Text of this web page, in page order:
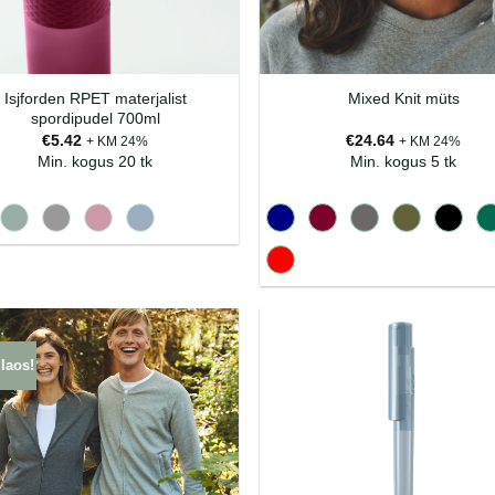
Isjforden RPET materjalist
spordipudel 700ml
€5.42 + KM 24%
Min. kogus 20 tk
Mixed Knit müts
€24.64 + KM 24%
Min. kogus 5 tk